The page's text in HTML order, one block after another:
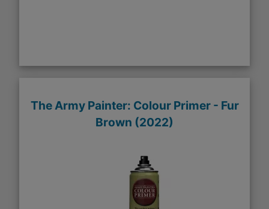
The Army Painter: Colour Primer - Fur
Brown (2022)